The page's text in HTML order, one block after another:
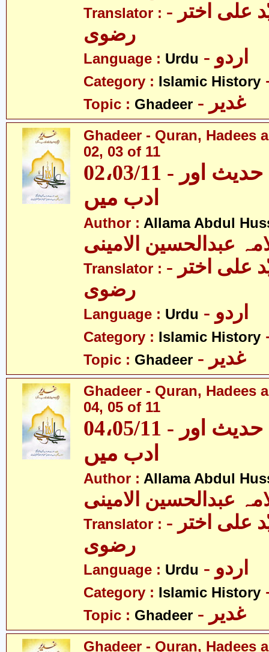
Translator : - مولانا سیّد علی اختر
رضوی
Language : Urdu - اردو
Category : Islamic History
Topic : Ghadeer - غدیر
Ghadeer - Quran, Hadees
02, 03 of 11
02،03/11 - غدیر - قرآن، حدیث اور
ادب میں
Author : Allama Abdul
عبدالحسین الامینی
Translator : - مولانا سیّد علی اختر
رضوی
Language : Urdu - اردو
Category : Islamic History
Topic : Ghadeer - غدیر
Ghadeer - Quran, Hadees
04, 05 of 11
04،05/11 - غدیر - قرآن، حدیث اور
ادب میں
Author : Allama Abdul
عبدالحسین الامینی
Translator : - مولانا سیّد علی اختر
رضوی
Language : Urdu - اردو
Category : Islamic History
Topic : Ghadeer - غدیر
Ghadeer - Quran, Hadees